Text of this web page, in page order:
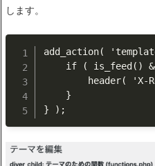
します。
add_action(
} );